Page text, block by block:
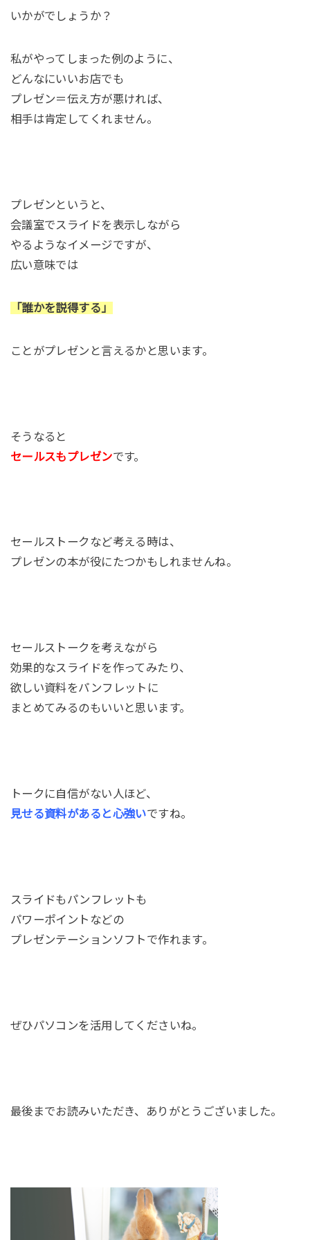
いかがでしょうか？
私がやってしまった例のように、
どんなにいいお店でも
プレゼン＝伝え方が悪ければ、
相手は肯定してくれません。
プレゼンというと、
会議室でスライドを表示しながら
やるようなイメージですが、
広い意味では
「誰かを説得する」
ことがプレゼンと言えるかと思います。
そうなると
セールスもプレゼンです。
セールストークなど考える時は、
プレゼンの本が役にたつかもしれませんね。
セールストークを考えながら
効果的なスライドを作ってみたり、
欲しい資料をパンフレットに
まとめてみるのもいいと思います。
トークに自信がない人ほど、
見せる資料があると心強いですね。
スライドもパンフレットも
パワーポイントなどの
プレゼンテーションソフトで作れます。
ぜひパソコンを活用してくださいね。
最後までお読みいただき、ありがとうございました。